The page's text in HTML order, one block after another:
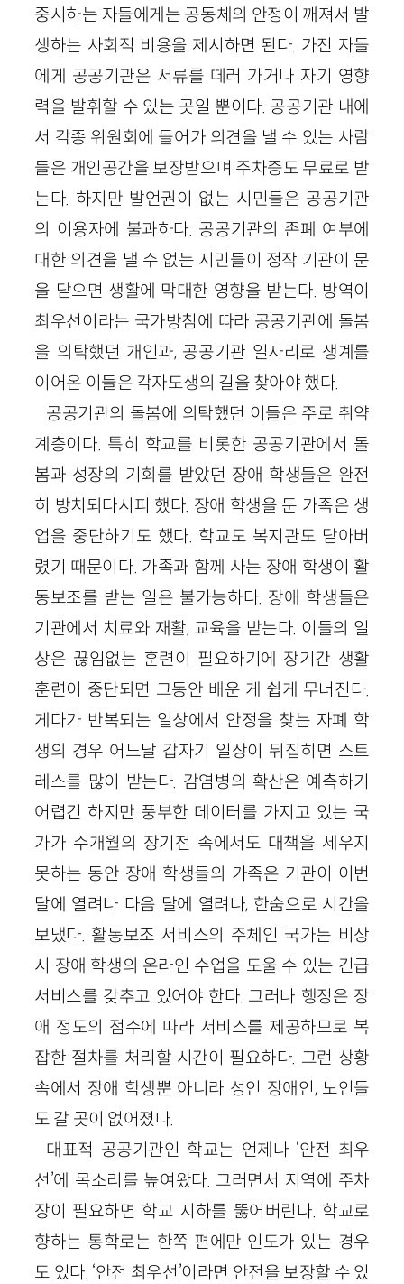
중시하는 자들에게는 공동체의 안정이 깨져서 발
생하는 사회적 비용을 제시하면 된다. 가진 자들
에게 공공기관은 서류를 떼러 가거나 자기 영향
력을 발휘할 수 있는 곳일 뿐이다. 공공기관 내에
서 각종 위원회에 들어가 의견을 낼 수 있는 사람
들은 개인공간을 보장받으며 주차증도 무료로 받
는다. 하지만 발언권이 없는 시민들은 공공기관
의 이용자에 불과하다. 공공기관의 존폐 여부에
대한 의견을 낼 수 없는 시민들이 정작 기관이 문
을 닫으면 생활에 막대한 영향을 받는다. 방역이
최우선이라는 국가방침에 따라 공공기관에 돌봄
을 의탁했던 개인과, 공공기관 일자리로 생계를
이어온 이들은 각자도생의 길을 찾아야 했다.
공공기관의 돌봄에 의탁했던 이들은 주로 취약
계층이다. 특히 학교를 비롯한 공공기관에서 돌
봄과 성장의 기회를 받았던 장애 학생들은 완전
히 방치되다시피 했다. 장애 학생을 둔 가족은 생
업을 중단하기도 했다. 학교도 복지관도 닫아버
렸기 때문이다. 가족과 함께 사는 장애 학생이 활
동보조를 받는 일은 불가능하다. 장애 학생들은
기관에서 치료와 재활, 교육을 받는다. 이들의 일
상은 끊임없는 훈련이 필요하기에 장기간 생활
훈련이 중단되면 그동안 배운 게 쉽게 무너진다.
게다가 반복되는 일상에서 안정을 찾는 자폐 학
생의 경우 어느날 갑자기 일상이 뒤집히면 스트
레스를 많이 받는다. 감염병의 확산은 예측하기
어렵긴 하지만 풍부한 데이터를 가지고 있는 국
가가 수개월의 장기전 속에서도 대책을 세우지
못하는 동안 장애 학생들의 가족은 기관이 이번
달에 열려나 다음 달에 열려나, 한숨으로 시간을
보냈다. 활동보조 서비스의 주체인 국가는 비상
시 장애 학생의 온라인 수업을 도울 수 있는 긴급
서비스를 갖추고 있어야 한다. 그러나 행정은 장
애 정도의 점수에 따라 서비스를 제공하므로 복
잡한 절차를 처리할 시간이 필요하다. 그런 상황
속에서 장애 학생뿐 아니라 성인 장애인, 노인들
도 갈 곳이 없어졌다.
대표적 공공기관인 학교는 언제나 ‘안전 최우
선’에 목소리를 높여왔다. 그러면서 지역에 주차
장이 필요하면 학교 지하를 뚫어버린다. 학교로
향하는 통학로는 한쪽 편에만 인도가 있는 경우
도 있다. ‘안전 최우선’이라면 안전을 보장할 수 있